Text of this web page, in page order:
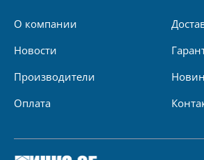
О компании
Новости
Производители
Оплата